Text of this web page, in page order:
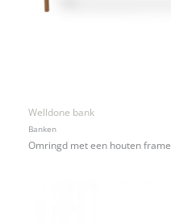
Welldone bank
Banken
Omringd met een houten frame